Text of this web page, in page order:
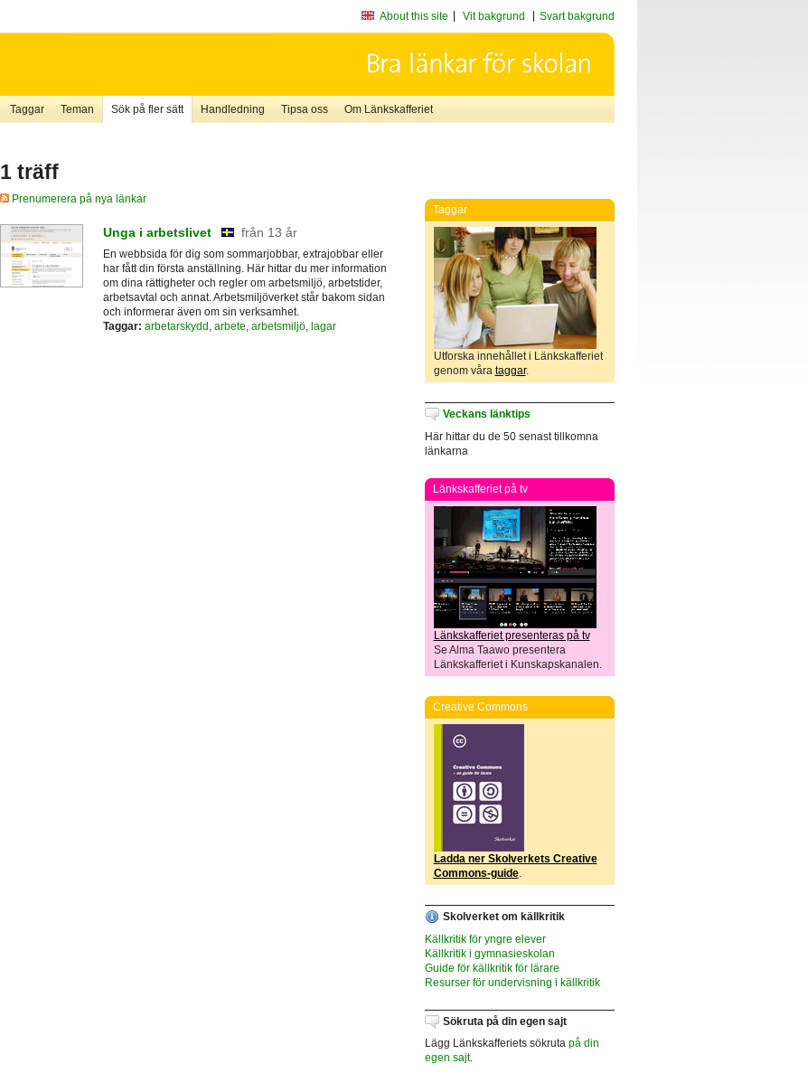
About this site Vit bakgrund Svart bakgrund
Taggar Teman Sök på fler sätt Handledning Tipsa oss Om Länkskafferiet
1 träff
Prenumerera på nya länkar
Unga i arbetslivet från 13 år
En webbsida för dig som sommarjobbar, extrajobbar eller
har fått din första anställning. Här hittar du mer information
om dina rättigheter och regler om arbetsmiljö, arbetstider,
arbetsavtal och annat. Arbetsmiljöverket står bakom sidan
och informerar även om sin verksamhet.
Taggar: arbetarskydd arbete arbetsmiljö, lagar
Taggar
Utforska innehållet i Länkskafferiet
genom våra taggar.
Veckans länktips
Här hittar du de 50 senast tillkomna
länkarna
Länkskafferiet på tv
Länkskafferiet presenteras på tv
Se Alma Taawo presentera
Länkskafferiet i Kunskapskanalen.
Creative Commons
Ladda ner Skolverkets Creative
Commons-guide.
Skolverket om källkritik
Källkritik för yngre elever
Källkritik i gymnasieskolan
Guide för källkritik för lärare
Resurser för undervisning i källkritik
Sökruta på din egen sajt
Lägg Länkskafferiets sökruta på din
egen sajt.